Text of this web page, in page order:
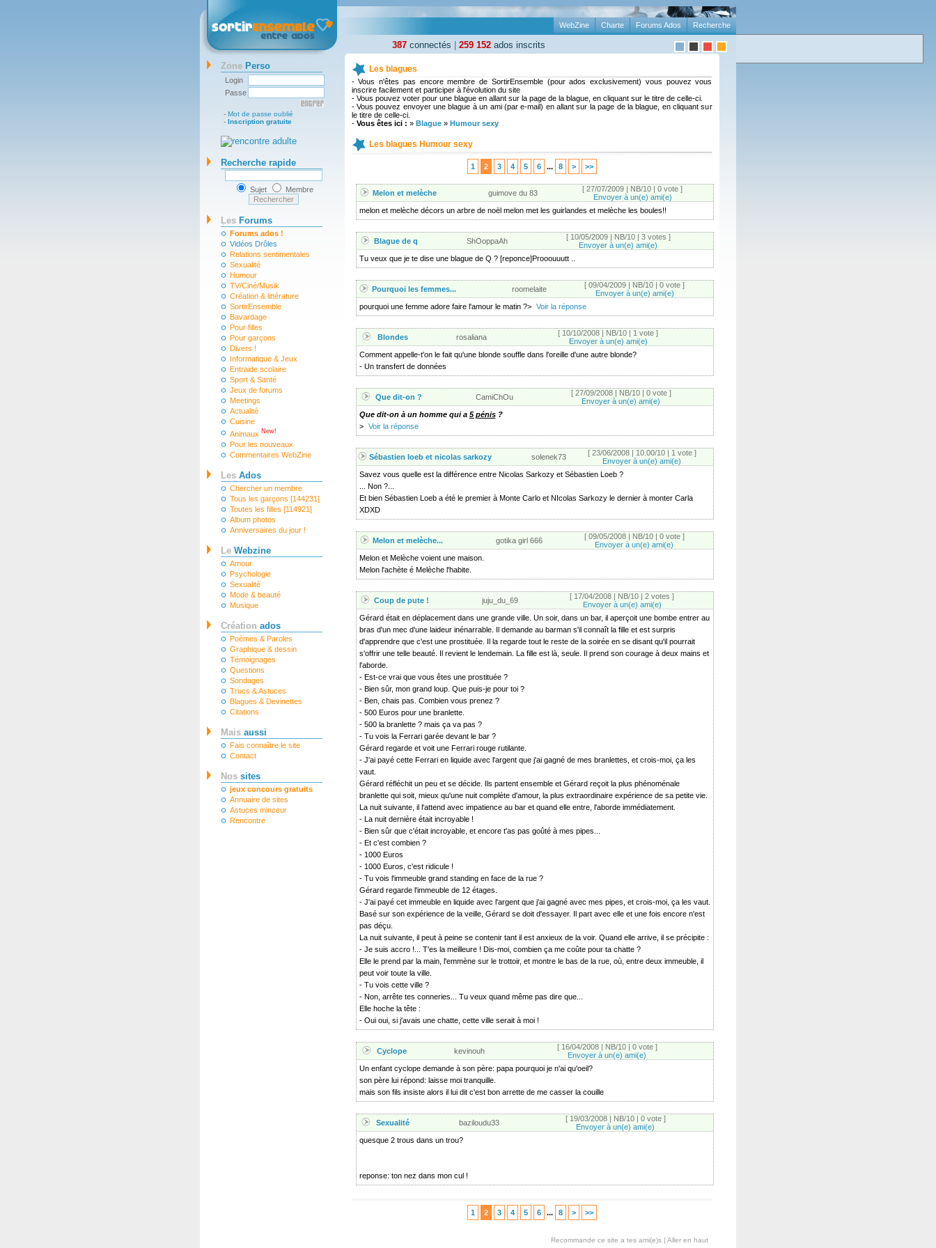
Recherche
Forums Ados
Charte
WebZine
387 connectés 259 152 ados inscrits
Zone Perso
Login
Passe
- Mot de passe oublié
- Inscription gratuite
Recherche rapide
Sujet Membre
Les Forums
Forums ados !
Vidéos Drôles
Relations sentimentales
Sexualité
Humour
TV/Ciné/Musik
Création & littérature
SortirEnsemble
Bavardage
Pour filles
Pour garçons
Divers !
Informatique & Jeux
Entraide scolaire
Sport & Santé
Jeux de forums
Meetings
Actualité
Cuisine
Animaux New!
Pour les nouveaux
Commentaires WebZine
Les Ados
Chercher un membre
Tous les garçons [144231]
Toutes les filles [114921]
Album photos
Anniversaires du jour !
Le Webzine
Amour
Psychologie
Sexualité
Mode & beauté
Musique
Création ados
Poèmes & Paroles
Graphique & dessin
Témoignages
Questions
Sondages
Trucs & Astuces
Blagues & Devinettes
Citations
Mais aussi
Fais connaître le site
Contact
Nos sites
jeux concours gratuits
Annuaire de sites
Astuces minceur
Rencontre
Les blagues
- Vous n'êtes pas encore membre de SortirEnsemble (pour ados exclusivement) vous pouvez vous
inscrire facilement et participer à l'évolution du site
- Vous pouvez voter pour une blague en allant sur la page de la blague, en cliquant sur le titre de celle-ci.
- Vous pouvez envoyer une blague à un ami (par e-mail) en allant sur la page de la blague, en cliquant sur
le titre de celle-ci.
- Vous êtes ici : » Blague» Humour sexy
Les blagues Humour sexy
1 2 3 4 5 6 ... 8 > >>
Melon et melèche guimove du 83
[ 27/07/2009 | NB/10 | 0 vote ]
Envoyer à un(e) ami(e)
melon et melèche décors un arbre de noël melon met les guirlandes et melèche les boules!!
Blague de q ShOoppaAh
[ 10/05/2009 | NB/10 | 3 votes ]
Envoyer à un(e) ami(e)
Tu veux que je te dise une blague de Q ? [reponce]Prooouuutt ..
Pourquoi les femmes... roomelaite
[ 09/04/2009 | NB/10 | 0 vote ]
Envoyer à un(e) ami(e)
pourquoi une femme adore faire l'amour le matin ?> Voir la réponse
Blondes rosaliana
[ 10/10/2008 | NB/10 | 1 vote ]
Envoyer à un(e) ami(e)
Comment appelle-t'on le fait qu'une blonde souffle dans l'oreille d'une autre blonde?
- Un transfert de données
Que dit-on ? CamiChOu
[ 27/09/2008 | NB/10 | 0 vote ]
Envoyer à un(e) ami(e)
Que dit-on à un homme qui a 5 pénis?
> Voir la réponse
Sébastien loeb et nicolas sarkozy solenek73
[ 23/06/2008 | 10.00/10 | 1 vote ]
Envoyer à un(e) ami(e)
Savez vous quelle est la différence entre Nicolas Sarkozy et Sébastien Loeb ?
... Non ?...
Et bien Sébastien Loeb a été le premier à Monte Carlo et NIcolas Sarkozy le dernier à monter Carla
XDXD
Melon et melèche... gotika girl 666
[ 09/05/2008 | NB/10 | 0 vote ]
Envoyer à un(e) ami(e)
Melon et Melèche voient une maison.
Melon l'achète é Melèche l'habite.
Coup de pute ! juju_du_69
[ 17/04/2008 | NB/10 | 2 votes ]
Envoyer à un(e) ami(e)
Gérard était en déplacement dans une grande ville. Un soir, dans un bar, il aperçoit une bombe entrer au
bras d'un mec d'une laideur inénarrable. Il demande au barman s'il connaît la fille et est surpris
d'apprendre que c'est une prostituée. Il la regarde tout le reste de la soirée en se disant qu'il pourrait
s'offrir une telle beauté. Il revient le lendemain. La fille est là, seule. Il prend son courage à deux mains et
l'aborde.
- Est-ce vrai que vous êtes une prostituée ?
- Bien sûr, mon grand loup. Que puis-je pour toi ?
- Ben, chais pas. Combien vous prenez ?
- 500 Euros pour une branlette.
- 500 la branlette ? mais ça va pas ?
- Tu vois la Ferrari garée devant le bar ?
Gérard regarde et voit une Ferrari rouge rutilante.
- J'ai payé cette Ferrari en liquide avec l'argent que j'ai gagné de mes branlettes, et crois-moi, ça les
vaut.
Gérard réfléchit un peu et se décide. Ils partent ensemble et Gérard reçoit la plus phénoménale
branlette qui soit, mieux qu'une nuit complète d'amour, la plus extraordinaire expérience de sa petite vie.
La nuit suivante, il l'attend avec impatience au bar et quand elle entre, l'aborde immédiatement.
- La nuit dernière était incroyable !
- Bien sûr que c'était incroyable, et encore t'as pas goûté à mes pipes...
- Et c'est combien ?
- 1000 Euros
- 1000 Euros, c'est ridicule !
- Tu vois l'immeuble grand standing en face de la rue ?
Gérard regarde l'immeuble de 12 étages.
- J'ai payé cet immeuble en liquide avec l'argent que j'ai gagné avec mes pipes, et crois-moi, ça les vaut.
Basé sur son expérience de la veille, Gérard se doit d'essayer. Il part avec elle et une fois encore n'est
pas déçu.
La nuit suivante, il peut à peine se contenir tant il est anxieux de la voir. Quand elle arrive, il se précipite :
- Je suis accro !... T'es la meilleure ! Dis-moi, combien ça me coûte pour ta chatte ?
Elle le prend par la main, l'emmène sur le trottoir, et montre le bas de la rue, où, entre deux immeuble, il
peut voir toute la ville.
- Tu vois cette ville ?
- Non, arrête tes conneries... Tu veux quand même pas dire que...
Elle hoche la tête :
- Oui oui, si j'avais une chatte, cette ville serait à moi !
Cyclope kevinouh
[ 16/04/2008 | NB/10 | 0 vote ]
Envoyer à un(e) ami(e)
Un enfant cyclope demande à son père: papa pourquoi je n'ai qu'oeil?
son père lui répond: laisse moi tranquille.
mais son fils insiste alors il lui dit c'est bon arrette de me casser la couille
Sexualité baziloudu33
[ 19/03/2008 | NB/10 | 0 vote ]
Envoyer à un(e) ami(e)
quesque 2 trous dans un trou?
reponse: ton nez dans mon cul !
1 2 3 4 5 6 ... 8 > >>
Recommande ce site a tes ami(e)s | Aller en haut